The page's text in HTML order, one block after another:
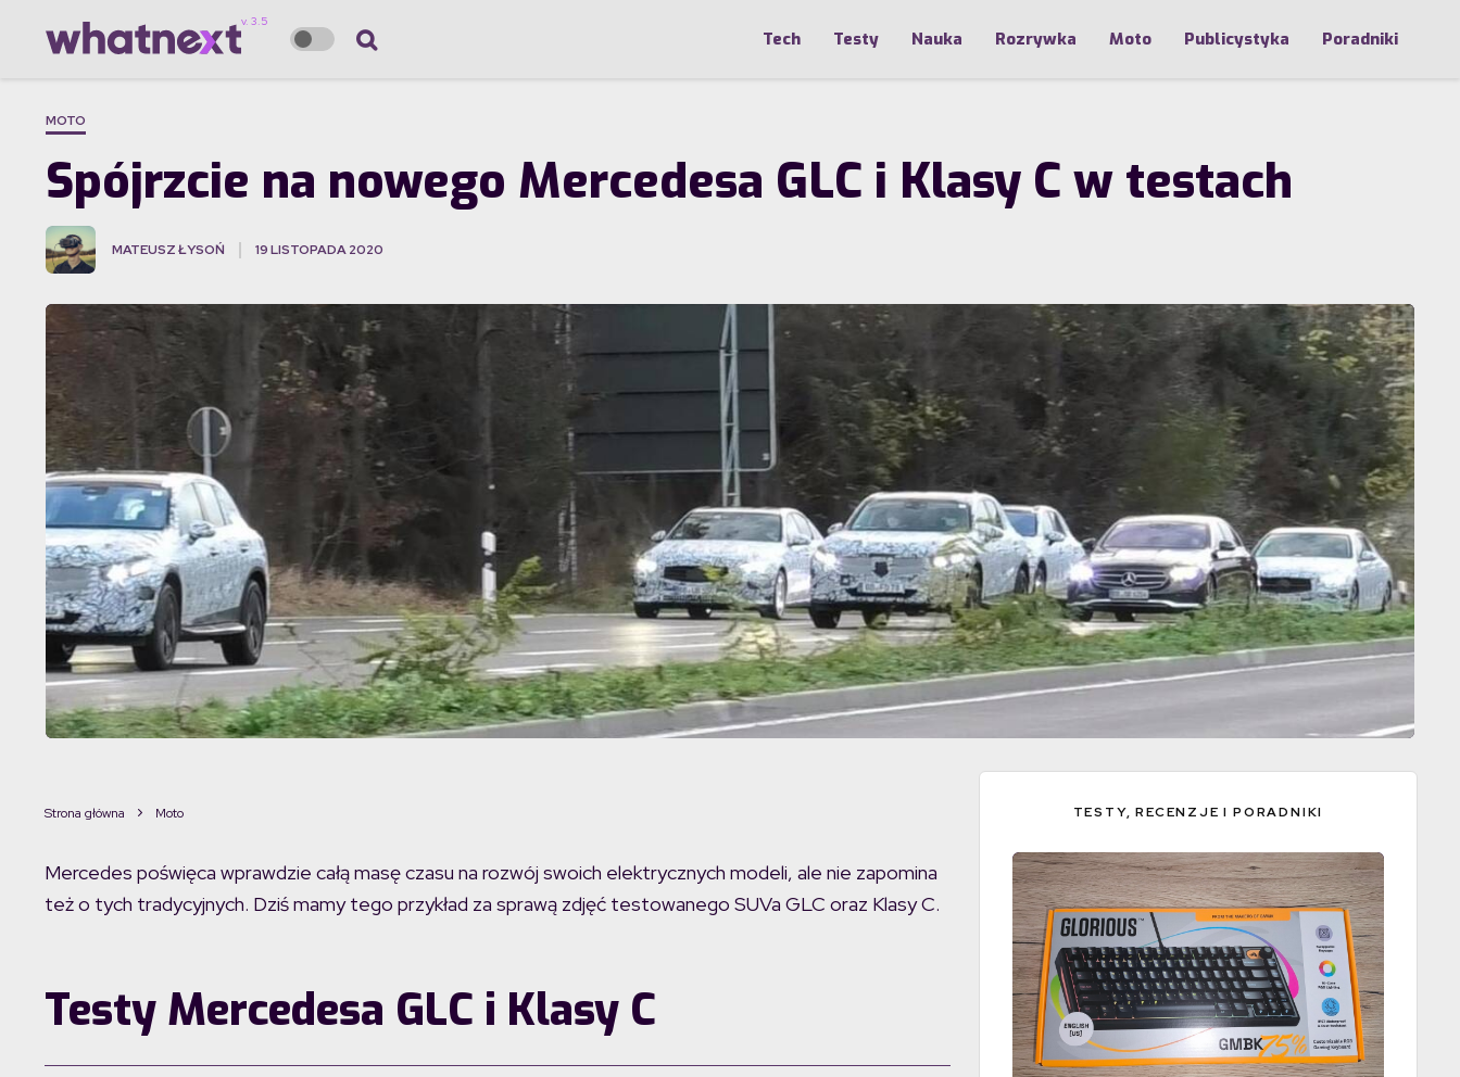
Tech Testy Nauka Rozrywka Moto Publicystyka Poradniki
MOTO
Spójrzcie na nowego Mercedesa GLC i Klasy C w testach
MATEUSZ ŁYSOŃ 19 LISTOPADA 2020
Strona główna Moto
Mercedes poświęca wprawdzie całą masę czasu na rozwój swoich elektrycznych modeli, ale nie zapomina
też o tych tradycyjnych. Dziś mamy tego przykład za sprawą zdjęć testowanego SUVa GLC oraz Klasy C.
Testy Mercedesa GLC i Klasy C
TESTY, RECENZJE I PORADNIKI